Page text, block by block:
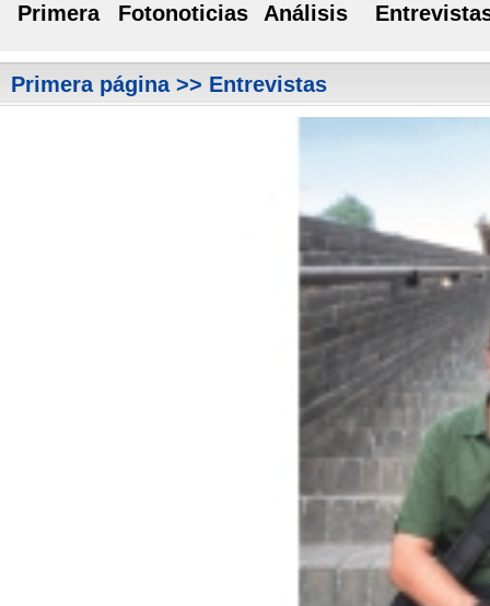
Primera Fotonoticias Análisis
Primera página>> Entrevistas